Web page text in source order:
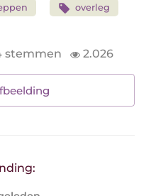
overleg
stemmen 2.026